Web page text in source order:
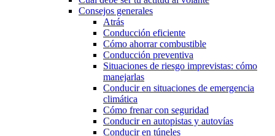
Consejos generales
Atrás
Conducción eficiente
Cómo ahorrar combustible
Conducción preventiva
Situaciones de riesgo imprevistas: cómo
manejarlas
Conducir en situaciones de emergencia
climática
Cómo frenar con seguridad
Conducir en autopistas y autovías
Conducir en túneles